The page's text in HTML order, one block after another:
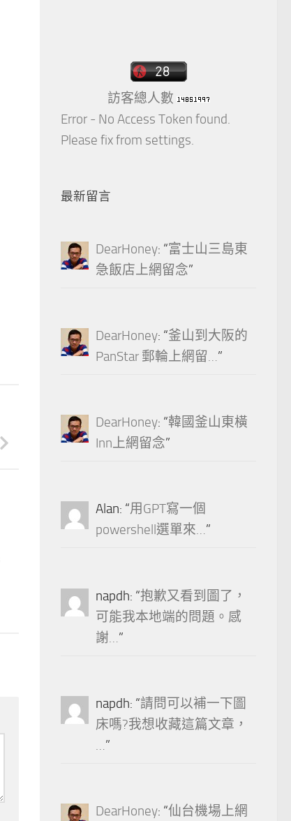
訪客總人數
Error - No Access Token found.
Please fix from settings.
最新留言
DearHoney: “富士山三島東
急飯店上網留念”
DearHoney: “釜山到大阪的
PanStar 郵輪上網留…”
DearHoney: “韓國釜山東橫
Inn上網留念”
Alan: “用GPT寫一個
powershell選單來…”
napdh: “抱歉又看到圖了，
可能我本地端的問題。感
謝…”
napdh: “請問可以補一下圖
床嗎?我想收藏這篇文章，
…”
DearHoney: “仙台機場上網